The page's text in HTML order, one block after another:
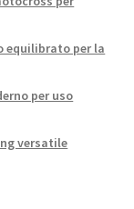
equilibrato per la
per uso
versatile